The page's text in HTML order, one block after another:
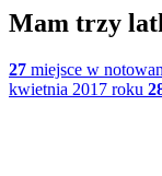
Mam trzy
27 miejsce w
kwietnia 2017 roku